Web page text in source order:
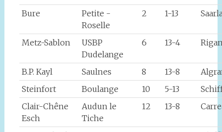
Bure
Petite -
Roselle
2 1-13
Metz-Sablon
USBP
Dudelange
6 13-4
B.P. Kayl Saulnes 8 13-8
Steinfort
Boulange 10 5-13
Clair-Chêne
Esch
Audun le
Tiche
12 13-8